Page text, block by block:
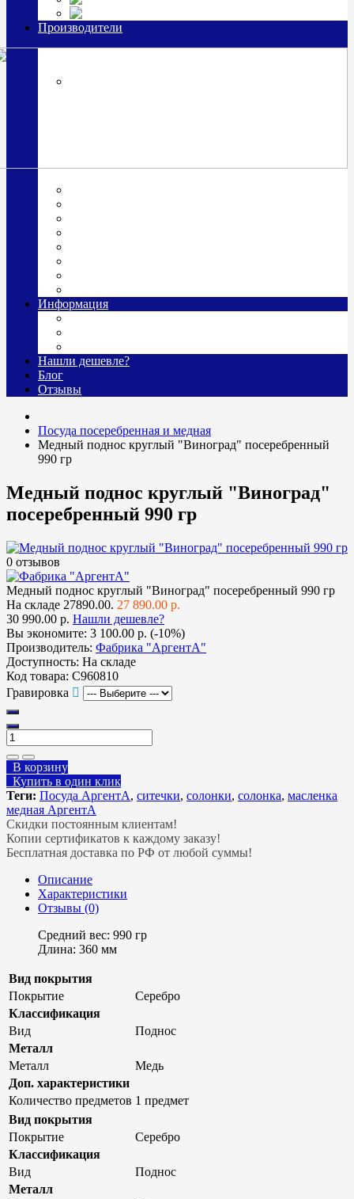
Производители
Информация
Нашли дешевле?
Блог
Отзывы
Посуда посеребренная и медная
Медный поднос круглый "Виноград" посеребренный
990 гр
Медный поднос круглый "Виноград"
посеребренный 990 гр
0 отзывов
Медный поднос круглый "Виноград" посеребренный 990 гр
На складе 27890.00. 27 890.00 р.
30 990.00 р. Нашли дешевле?
Вы экономите: 3 100.00 р. (-10%)
Производитель: Фабрика "АргентА"
Доступность: На складе
Код товара: С960810
Гравировка
В корзину
Купить в один клик
Теги: Посуда АргентА, ситечки, солонки, солонка, масленка
медная АргентА
Скидки постоянным клиентам!
Копии сертификатов к каждому заказу!
Бесплатная доставка по РФ от любой суммы!
Описание
Характеристики
Отзывы (0)
Средний вес: 990 гр
Длина: 360 мм
Вид покрытия
Покрытие
Серебро
Классификация
Вид
Поднос
Металл
Металл
Медь
Доп. характеристики
Количество предметов 1 предмет
Вид покрытия
Покрытие
Серебро
Классификация
Вид
Поднос
Металл